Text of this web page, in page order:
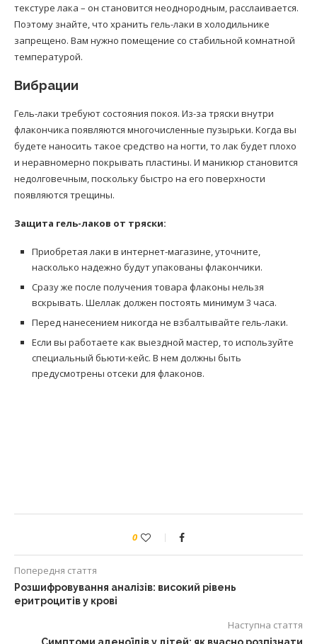
текстуре лака – он становится неоднородным, расслаивается.
Поэтому знайте, что хранить гель-лаки в холодильнике
запрещено. Вам нужно помещение со стабильной комнатной
температурой.
Вибрации
Гель-лаки требуют состояния покоя. Из-за тряски внутри
флакончика появляются многочисленные пузырьки. Когда вы
будете наносить такое средство на ногти, то лак будет плохо
и неравномерно покрывать пластины. И маникюр становится
недолговечным, поскольку быстро на его поверхности
появляются трещины.
Защита гель-лаков от тряски:
Приобретая лаки в интернет-магазине, уточните,
насколько надежно будут упакованы флакончики.
Сразу же после получения товара флаконы нельзя
вскрывать. Шеллак должен постоять минимум 3 часа.
Перед нанесением никогда не взбалтывайте гель-лаки.
Если вы работаете как выездной мастер, то используйте
специальный бьюти-кейс. В нем должны быть
предусмотрены отсеки для флаконов.
0
Попередня стаття
Розшифровування аналізів: високий рівень
еритроцитів у крові
Наступна стаття